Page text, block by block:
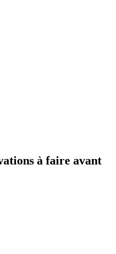
à faire avant